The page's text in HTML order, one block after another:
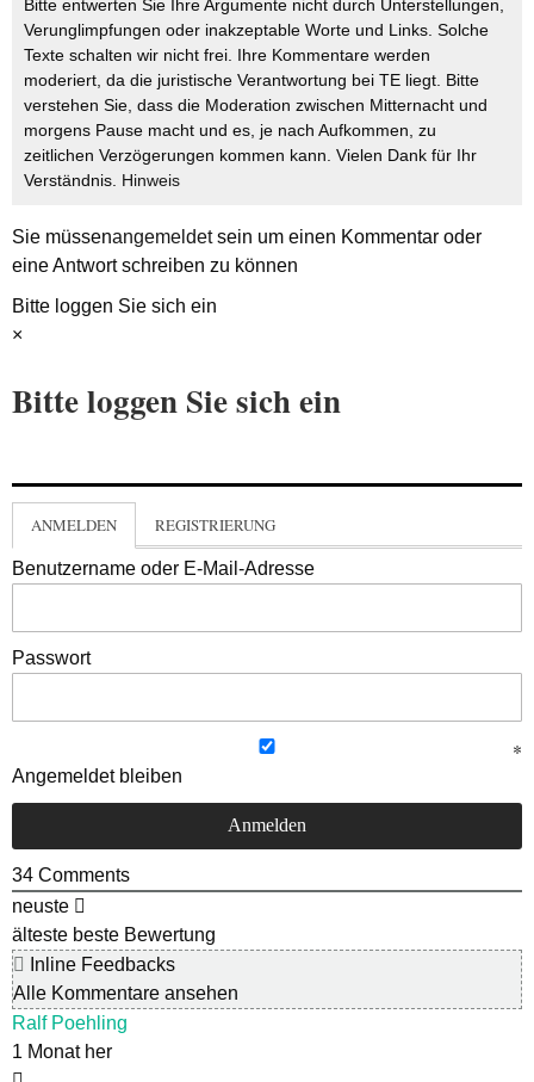
Bitte entwerten Sie Ihre Argumente nicht durch Unterstellungen,
Verunglimpfungen oder inakzeptable Worte und Links. Solche
Texte schalten wir nicht frei. Ihre Kommentare werden
moderiert, da die juristische Verantwortung bei TE liegt. Bitte
verstehen Sie, dass die Moderation zwischen Mitternacht und
morgens Pause macht und es, je nach Aufkommen, zu
zeitlichen Verzögerungen kommen kann. Vielen Dank für Ihr
Verständnis. Hinweis
Sie müssenangemeldetsein um einen Kommentar oder
eine Antwort schreiben zu können
Bitte loggen Sie sich ein
×
Bitte loggen Sie sich ein
ANMELDEN REGISTRIERUNG
Benutzername oder E-Mail-Adresse
Passwort
Angemeldet bleiben
34 Comments
neuste
älteste beste Bewertung
Inline Feedbacks
Alle Kommentare ansehen
Ralf Poehling
1 Monat her